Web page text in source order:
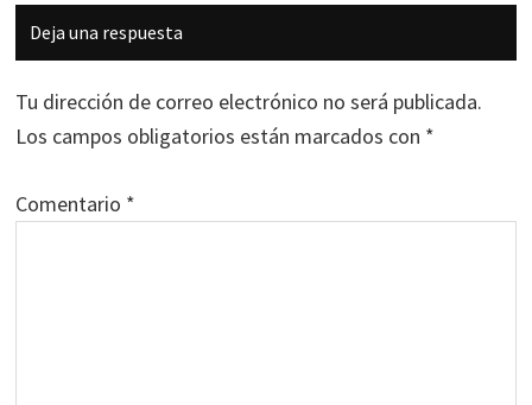
Interacciones
con
los
lectores
Deja una respuesta
Tu dirección de correo electrónico no será publicada.
Los campos obligatorios están marcados con *
Comentario *